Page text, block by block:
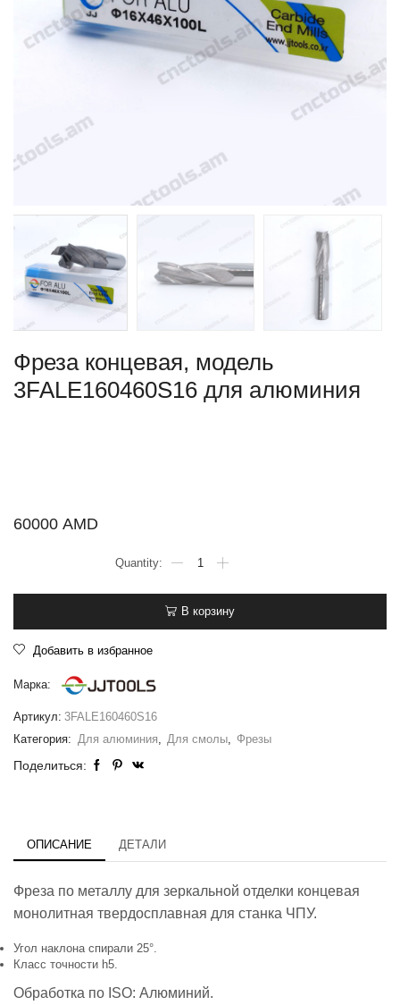
Фреза концевая, модель
3FALE160460S16 для алюминия
60000 AMD
В корзину
Добавить в избранное
Марка:
Артикул: 3FALE160460S16
Категория: Для алюминия Для смолы Фрезы
Поделиться:
ОПИСАНИЕ ДЕТАЛИ
Фреза по металлу для зеркальной отделки концевая
монолитная твердосплавная для станка ЧПУ.
Угол наклона спирали 25°.
Класс точности h5.
Обработка по ISO: Алюминий.